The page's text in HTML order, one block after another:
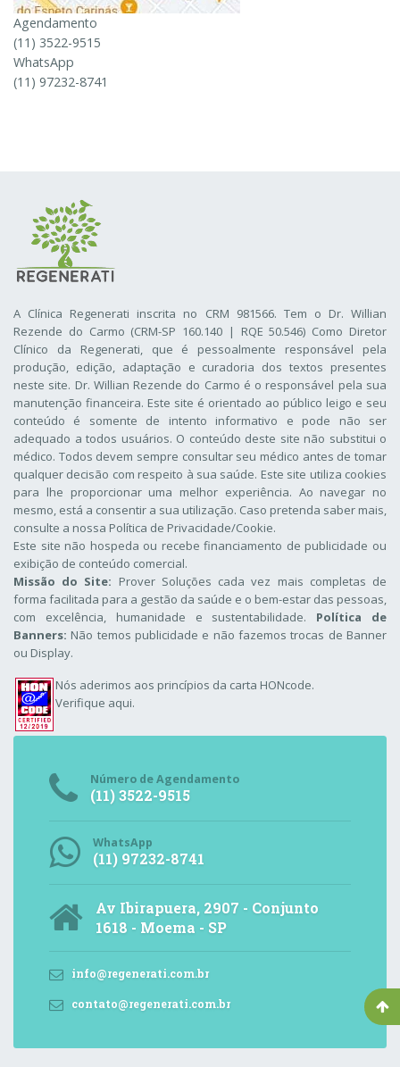
Agendamento
(11) 3522-9515
WhatsApp
(11) 97232-8741
A Clínica Regenerati inscrita no CRM 981566. Tem o Dr. Willian
Rezende do Carmo (CRM-SP 160.140 | RQE 50.546) Como Diretor
Clínico da Regenerati, que é pessoalmente responsável pela
produção, edição, adaptação e curadoria dos textos presentes
neste site. Dr. Willian Rezende do Carmo é o responsável pela sua
manutenção financeira. Este site é orientado ao público leigo e seu
conteúdo é somente de intento informativo e pode não ser
adequado a todos usuários. O conteúdo deste site não substitui o
médico. Todos devem sempre consultar seu médico antes de tomar
qualquer decisão com respeito à sua saúde. Este site utiliza cookies
para lhe proporcionar uma melhor experiência. Ao navegar no
mesmo, está a consentir a sua utilização. Caso pretenda saber mais,
consulte a nossa Política de Privacidade/Cookie.
Este site não hospeda ou recebe financiamento de publicidade ou
exibição de conteúdo comercial.
Missão do Site: Prover Soluções cada vez mais completas de
forma facilitada para a gestão da saúde e o bem-estar das pessoas,
com excelência, humanidade e sustentabilidade. Política de
Banners: Não temos publicidade e não fazemos trocas de Banner
ou Display.
Nós aderimos aos princípios da carta HONcode.
Verifique aqui.
Número de Agendamento
(11) 3522-9515
WhatsApp
(11) 97232-8741
Av Ibirapuera, 2907 - Conjunto
1618 - Moema - SP
info@regenerati.com.br
contato@regenerati.com.br